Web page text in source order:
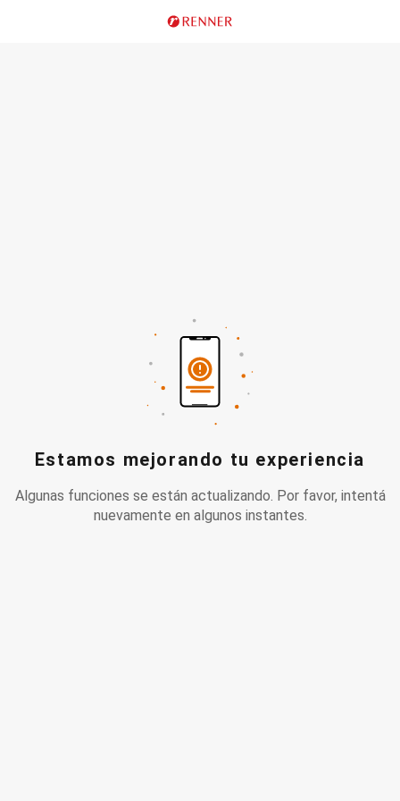
Estamos mejorando tu experiencia
Algunas funciones se están actualizando. Por favor, intentá
nuevamente en algunos instantes.